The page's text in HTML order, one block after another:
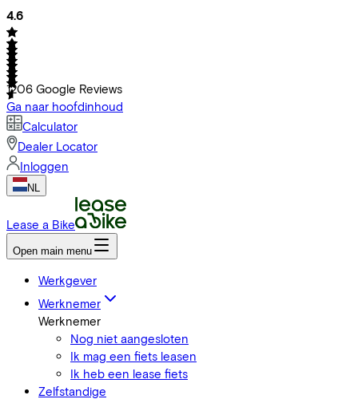
4.6
1206 Google Reviews
Ga naar hoofdinhoud
Calculator
Dealer Locator
Inloggen
NL
Lease a Bike
Open main menu
Werkgever
Werknemer
Werknemer
Nog niet aangesloten
Ik mag een fiets leasen
Ik heb een lease fiets
Zelfstandige